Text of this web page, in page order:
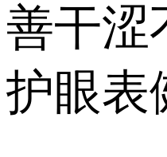
善干涩
护眼表